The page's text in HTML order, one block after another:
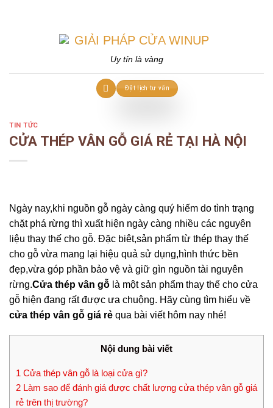
Uy tín là vàng
Đặt lịch tư vấn
TIN TỨC
CỬA THÉP VÂN GỖ GIÁ RẺ TẠI HÀ NỘI
Ngày nay,khi nguồn gỗ ngày càng quý hiếm do tình trạng
chặt phá rừng thì xuất hiện ngày càng nhiều các nguyên
liệu thay thế cho gỗ. Đặc biêt,sản phẩm từ thép thay thế
cho gỗ vừa mang lại hiệu quả sử dụng,hình thức bền
đẹp,vừa góp phần bảo vệ và giữ gìn nguồn tài nguyên
rừng.Cửa thép vân gỗ là một sản phẩm thay thế cho cửa
gỗ hiện đang rất được ưa chuộng. Hãy cùng tìm hiểu về
cửa thép vân gỗ giá rẻ qua bài viết hôm nay nhé!
Nội dung bài viết
1 Cửa thép vân gỗ là loại cửa gì?
2 Làm sao để đánh giá được chất lượng cửa thép vân gỗ giá
rẻ trên thị trường?